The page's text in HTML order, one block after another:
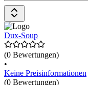
Dux-Soup
(0 Bewertungen)
•
Keine Preisinformationen
(0 Bewertungen)